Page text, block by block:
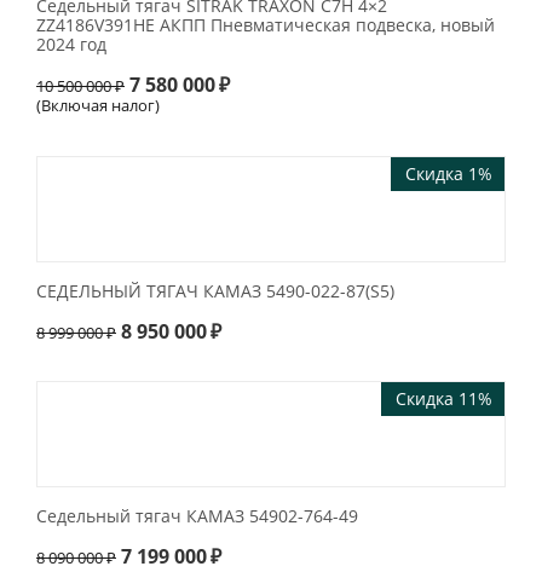
Седельный тягач SITRAK TRAXON C7H 4×2
ZZ4186V391HE АКПП Пневматическая подвеска, новый
2024 год
10 500 000₽ 7 580 000₽
(Включая налог)
Скидка 1%
СЕДЕЛЬНЫЙ ТЯГАЧ КАМАЗ 5490-022-87(S5)
8 999 000₽ 8 950 000₽
Скидка 11%
Седельный тягач КАМАЗ 54902-764-49
8 090 000₽ 7 199 000₽